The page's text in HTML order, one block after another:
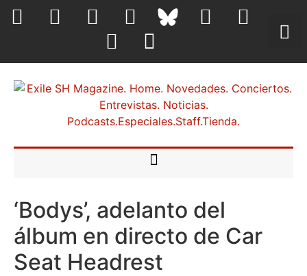
‘Bodys’, adelanto del
álbum en directo de Car
Seat Headrest